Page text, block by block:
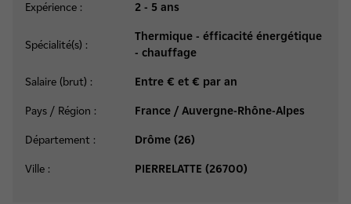
Expérience : 2 - 5 ans
Spécialité(s) :
Thermique - éfficacité énergétique
- chauffage
Salaire (brut) : Entre € et € par an
Pays / Région : France / Auvergne-Rhône-Alpes
Département : Drôme (26)
Ville : PIERRELATTE (26700)